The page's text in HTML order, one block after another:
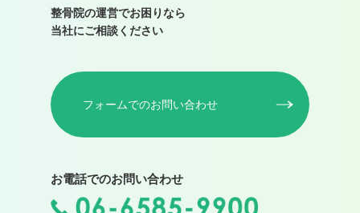
整骨院の運営でお困りなら
当社にご相談ください
フォームでのお問い合わせ
お電話でのお問い合わせ